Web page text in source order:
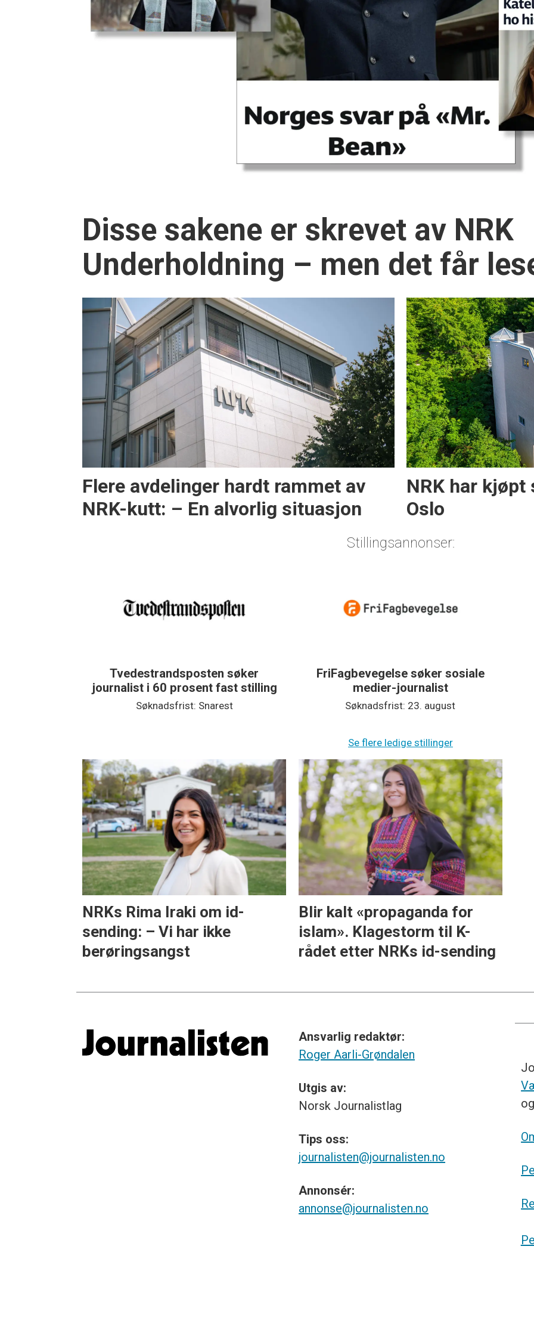
Disse sakene er skrevet av NRK
Underholdning – men det får
Flere avdelinger hardt rammet av
NRK-kutt: – En alvorlig situasjon
NRK har
Oslo
Stillingsannonser:
Tvedestrandsposten søker
journalist i 60 prosent fast stilling
Søknadsfrist: Snarest
FriFagbevegelse søker sosiale
medier-journalist
Søknadsfrist: 23. august
Se flere ledige stillinger
NRKs Rima Iraki om id-
sending: – Vi har ikke
berøringsangst
Blir kalt «propaganda for
islam». Klagestorm til K-
rådet etter NRKs id-sending
Ansvarlig redaktør:
Roger Aarli-Grøndalen
Utgis av:
Norsk Journalistlag
Tips oss:
journalisten@journalisten.no
Annonsér:
annonse@journalisten.no
og